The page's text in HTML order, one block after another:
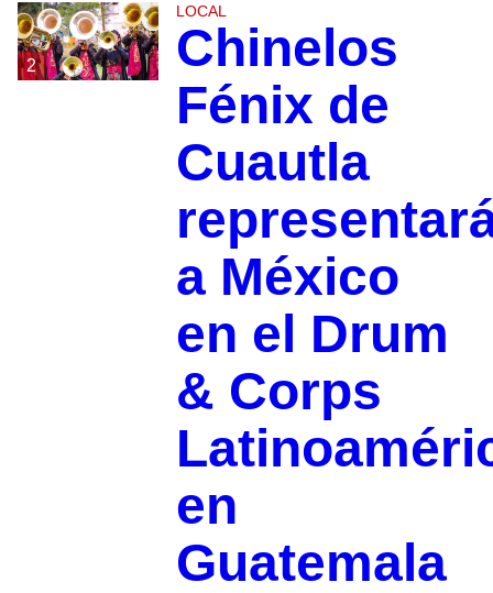
2
LOCAL
Chinelos
Fénix de
Cuautla
a México
en el Drum
& Corps
en
Guatemala